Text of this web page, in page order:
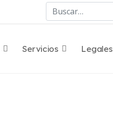
Buscar
Servicios Legales